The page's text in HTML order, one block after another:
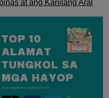
at ang Kanilang Aral